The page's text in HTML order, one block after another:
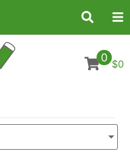
0 $0